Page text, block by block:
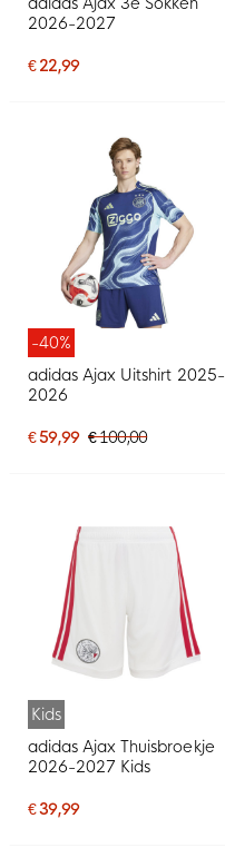
2026-2027
€ 22,99
-40%
adidas Ajax Uitshirt 2025-
2026
€ 59,99 € 100,00
Kids
adidas Ajax Thuisbroekje
2026-2027 Kids
€ 39,99